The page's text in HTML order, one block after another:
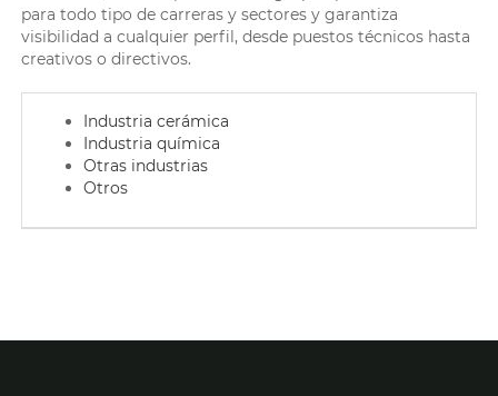
de
trabajo
CV
Acceso
Idioma
EN
IT
para todo tipo de carreras y sectores y garantiza
visibilidad a cualquier perfil, desde puestos técnicos hasta
creativos o directivos.
Industria cerámica
Industria química
Otras industrias
Otros